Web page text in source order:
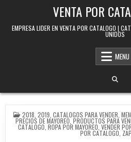
VENTA POR
EMPRESA LIDER EN VENTA POR CATALOGO |
UNIDOS
MENU
POSTED IN
2018 2019 CATALOGOS PARA VENDER
PRECIOS DE MAYOREO PRODUCTOS PARA
CATALOGO ROPA POR MAYOREO VENDER
POR CATALOGO